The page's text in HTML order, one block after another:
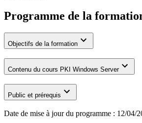
Programme de la
Objectifs de la formation
Contenu du cours PKI Windows Server
Public et prérequis
Date de mise à jour du programme : 12/04/